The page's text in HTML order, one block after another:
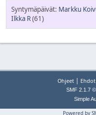
Markku
Ilkka R(61)
Ohjeet |
SMF 2.1.7
Simple
Powered by